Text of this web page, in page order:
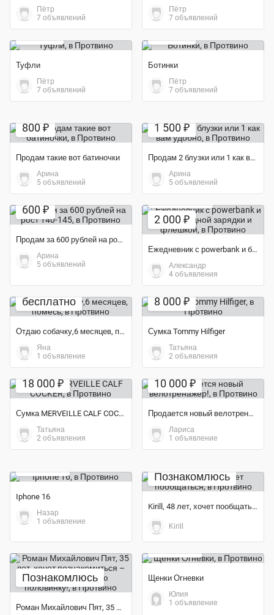
Пётр
7 объявлений
Пётр
7 объявлений
Туфли
Пётр
7 объявлений
Ботинки
Пётр
7 объявлений
800 ₽
Продам такие вот батиночки
Арина
5 объявлений
1 500 ₽
Продам 2 блузки или 1 как вам удобно
Арина
5 объявлений
600 ₽
Продам за 600 рублей на рост 140-145
Арина
5 объявлений
2 000 ₽
Ежедневник с powerbank и беспроводной зарядки и флешкой
Александр
4 объявления
бесплатно
Отдаю собачку,6 месяцев, помесь
Яна
1 объявление
8 000 ₽
Сумка Tommy Hilfiger
Татьяна
2 объявления
18 000 ₽
Сумка MERVEILLE CALF COCKER
Татьяна
2 объявления
10 000 ₽
Продается новый велотренажер!
Лариса
1 объявление
Экономия 50%
Iphone 16
Назар
1 объявление
Познакомлюсь
Kirill, 48 лет, хочет пообщаться
Kirill
Познакомлюсь
Роман Михайлович Пят, 35 лет, хочет познакомиться – Хочу найти...
Экономия 75%
Щенки Огневки
Юлия
1 объявление